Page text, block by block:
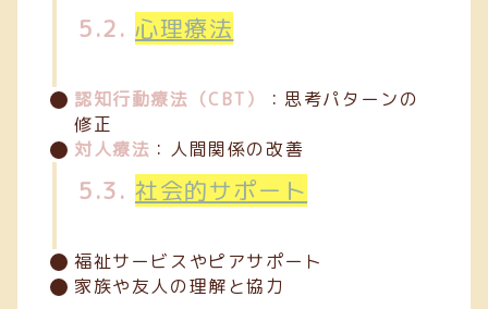
5.2. 心理療法
認知行動療法（CBT）
：思考パターンの
修正
対人療法 ：人間関係の改善
5.3. 社会的サポート
福祉サービスやピアサポート
家族や友人の理解と協力